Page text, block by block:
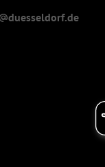
duesseldorf.de